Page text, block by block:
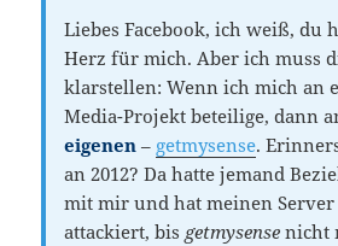
Liebes Facebook, ich weiß, du
Herz für mich. Aber ich muss
klarstellen: Wenn ich mich an
Media-Projekt beteilige, dann
eigenen – getmysense.
an 2012? Da hatte jemand
mit mir und hat meinen Server
attackiert, bis getmysense nicht